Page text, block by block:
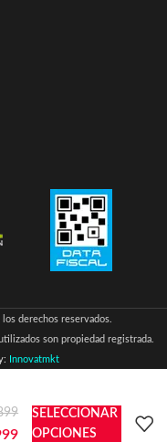
derechos reservados.
son propiedad registrada.
Innovatmkt
SELECCIONAR
OPCIONES